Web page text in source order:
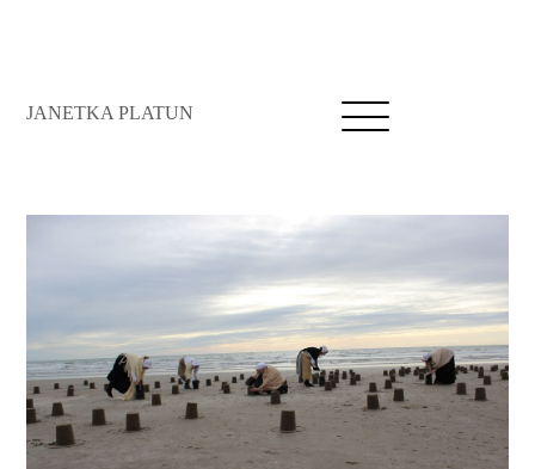
JANETKA PLATUN
Open